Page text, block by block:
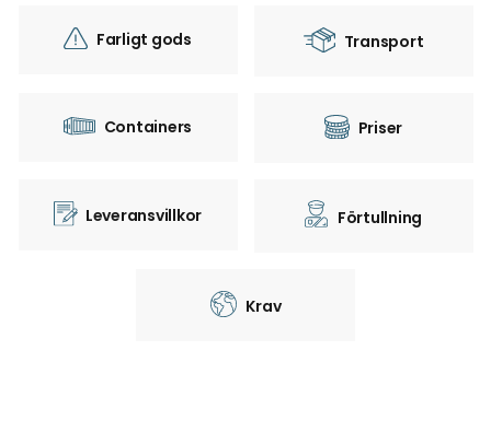
Farligt gods Transport
Containers Priser
Leveransvillkor Förtullning
Krav